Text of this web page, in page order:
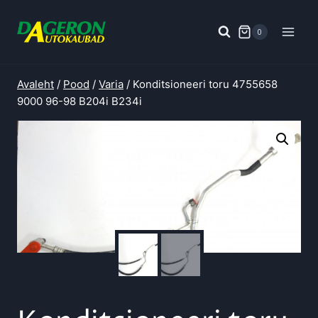
0
Avaleht / Pood / Varia / Konditsioneeri toru 4755658
9000 96-98 B204i B234i